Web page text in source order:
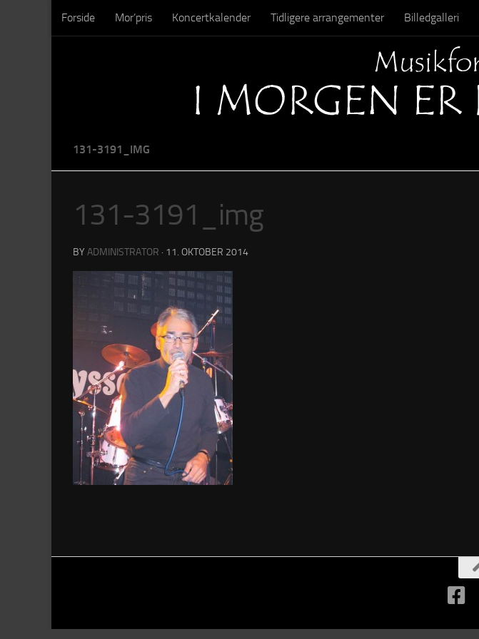
Skip to content
Forside Mor’pris Koncertkalender Tidligere arrangementer Billedgalleri
131-3191_IMG
131-3191_img
BY ADMINISTRATOR · 11. OKTOBER 2014